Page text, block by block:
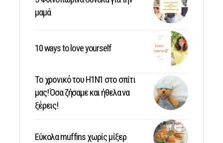
μαμά
10 ways to love yourself
Το χρονικό του Η1Ν1 στο σπίτι
μας! Όσα ζήσαμε και ήθελα να
ξέρεις!
Εύκολα muffins χωρίς μίξερ